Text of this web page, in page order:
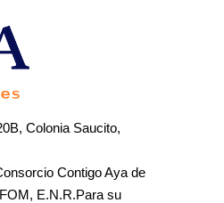
Colonia Saucito,
Contigo Aya de
E.N.R.Para su